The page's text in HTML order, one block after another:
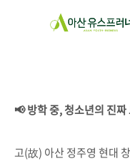
📢 방학 중, 청소년의 진
고(故) 아산 정주영 현대